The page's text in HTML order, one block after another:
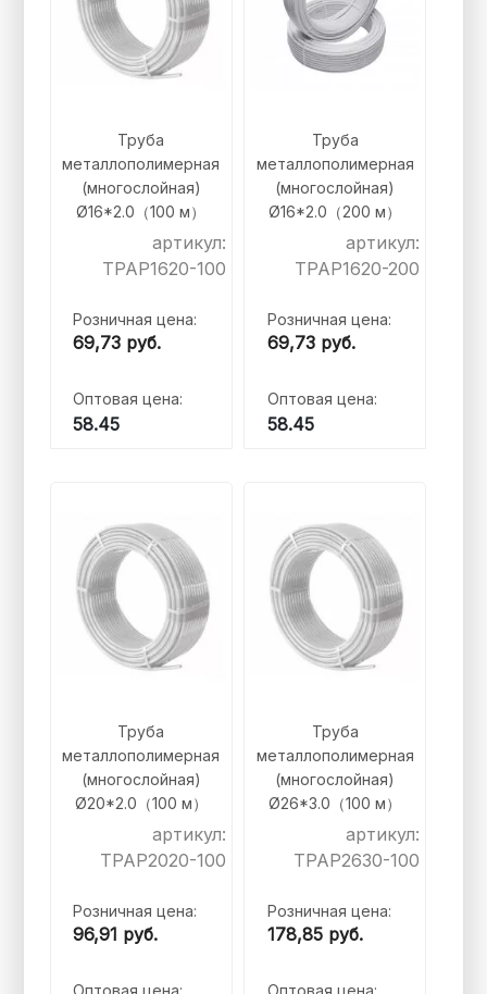
Труба
металлополимерная
(многослойная)
Ø16*2.0（100 м）
артикул:
TPAP1620-100
Розничная цена:
69,73 руб.
Оптовая цена:
58.45
Труба
металлополимерная
(многослойная)
Ø16*2.0（200 м）
артикул:
TPAP1620-200
Розничная цена:
69,73 руб.
Оптовая цена:
58.45
Труба
металлополимерная
(многослойная)
Ø20*2.0（100 м）
артикул:
TPAP2020-100
Розничная цена:
96,91 руб.
Оптовая цена:
Труба
металлополимерная
(многослойная)
Ø26*3.0（100 м）
артикул:
TPAP2630-100
Розничная цена:
178,85 руб.
Оптовая цена: